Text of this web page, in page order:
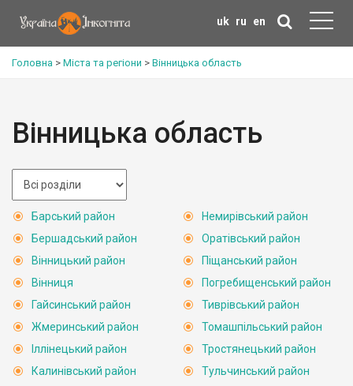
uk ru en
Головна > Міста та регіони > Вінницька область
Вінницька область
Барський район
Бершадський район
Вінницький район
Вінниця
Гайсинський район
Жмеринський район
Іллінецький район
Калинівський район
Немирівський район
Оратівський район
Піщанський район
Погребищенський район
Тиврівський район
Томашпільський район
Тростянецький район
Тульчинський район